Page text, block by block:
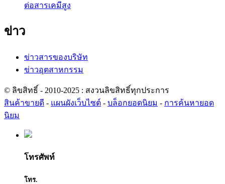
ต่อสารเคมีสูง
ข่าว
ข่าวสารของบริษัท
ข่าวอุตสาหกรรม
© ลิขสิทธิ์ - 2010-2025 : สงวนลิขสิทธิ์ทุกประการ
สินค้าขายดี - แผนผังเว็บไซต์ - บล็อกยอดนิยม - การค้นหายอด
นิยม
โทรศัพท์
โทร.